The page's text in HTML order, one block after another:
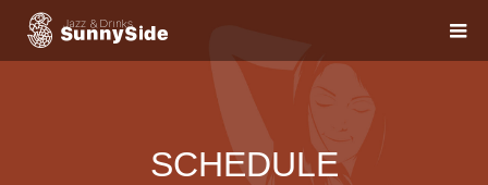
SCHEDULE